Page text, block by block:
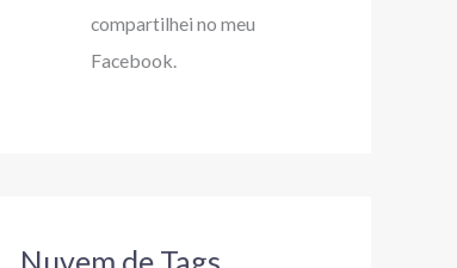
compartilhei no meu
Facebook.